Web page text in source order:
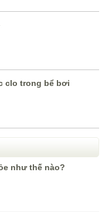
clo trong bể bơi
như thế nào?